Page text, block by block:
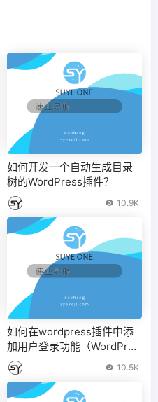
如何开发一个自动生成目录
树的WordPress插件？
10.9K
如何在wordpress插件中添
加用户登录功能（WordPres
s插件在哪个文件夹中） 10.5K